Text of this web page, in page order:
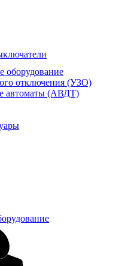
оборудование
отключения (УЗО)
автоматы (АВДТ)